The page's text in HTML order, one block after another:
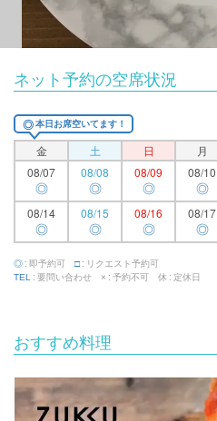
ネット予約の空席状況
◎本日お席空いてます！
金 土 日 月
08/07
◎
08/08
◎
08/09
◎
08/10
◎
08/14
◎
08/15
◎
08/16
◎
08/17
◎
◎ 即予約可 □ リクエスト予約可
TEL 要問い合わせ × 予約不可 休 定休日
おすすめ料理